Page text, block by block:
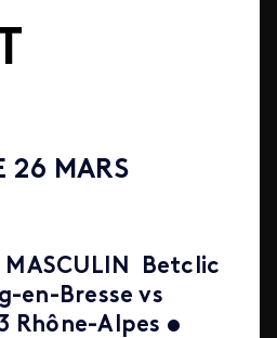
26 MARS
MASCULIN Betclic
en-Bresse vs
Rhône-Alpes •